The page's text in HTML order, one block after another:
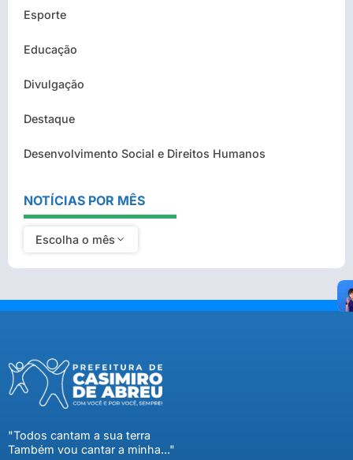
Esporte
Educação
Divulgação
Destaque
Desenvolvimento Social e Direitos Humanos
NOTÍCIAS POR MÊS
Escolha o mês
"Todos cantam a sua terra
Também vou cantar a minha..."